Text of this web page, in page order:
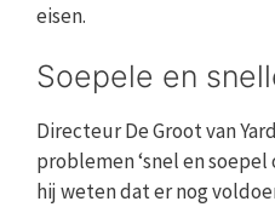
eisen.
Soepele en
Directeur De Groot van
problemen ‘snel en
hij weten dat er nog